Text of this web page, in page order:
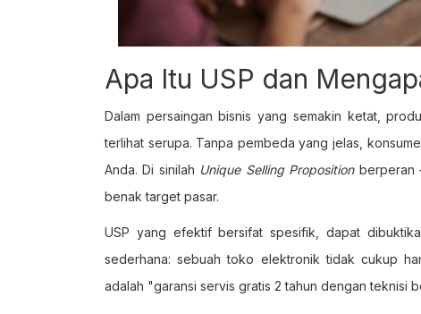
Apa Itu USP dan
Dalam persaingan bisnis yang semakin ketat,
terlihat serupa. Tanpa pembeda yang jelas,
Anda. Di sinilah Unique Selling Propositionberperan
benak target pasar.
USP yang efektif bersifat spesifik, dapat
sederhana: sebuah toko elektronik tidak cukup
adalah "garansi servis gratis 2 tahun dengan teknisi